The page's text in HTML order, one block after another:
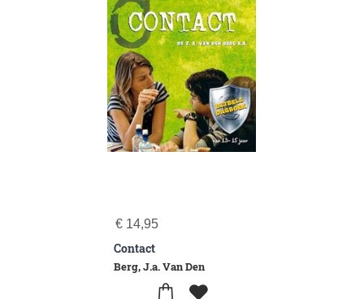
€ 14,95
Contact
Berg, J.a. Van Den